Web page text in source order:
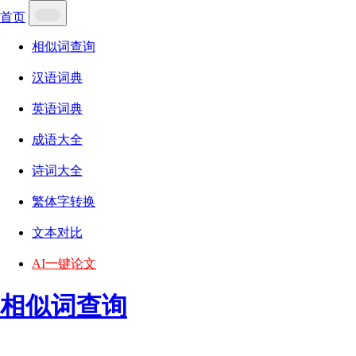
首页
相似词查询
汉语词典
英语词典
成语大全
诗词大全
繁体字转换
文本对比
AI一键论文
相似词查询